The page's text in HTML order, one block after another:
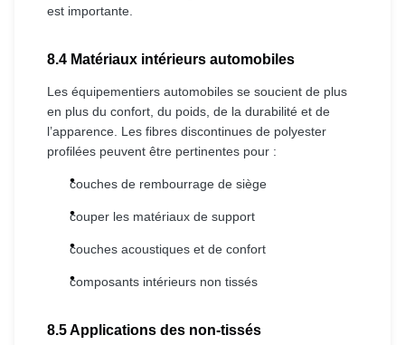
est importante.
8.4 Matériaux intérieurs automobiles
Les équipementiers automobiles se soucient de plus
en plus du confort, du poids, de la durabilité et de
l’apparence. Les fibres discontinues de polyester
profilées peuvent être pertinentes pour :
couches de rembourrage de siège
couper les matériaux de support
couches acoustiques et de confort
composants intérieurs non tissés
8.5 Applications des non-tissés